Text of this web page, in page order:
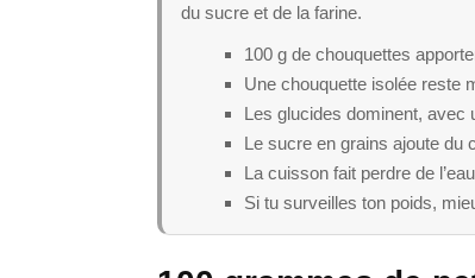
du sucre et de la farine.
100 g de chouquettes
Une chouquette isolée reste
Les glucides dominent, avec
Le sucre en grains ajoute du
La cuisson fait perdre de
Si tu surveilles ton poids,